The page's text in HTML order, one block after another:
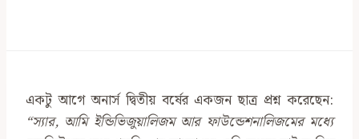
একটু আগে অনার্স দ্বিতীয় বর্ষের একজন ছাত্র প্রশ্ন করেছেন:
‍“স্যার, আমি ইন্ডিভিজুয়ালিজম আর ফাউন্ডেশনালিজমের মধ্যে